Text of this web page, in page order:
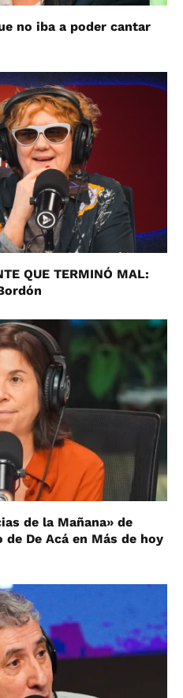
no iba a poder cantar
QUE TERMINÓ MAL:
de la Mañana» de
de De Acá en Más de hoy